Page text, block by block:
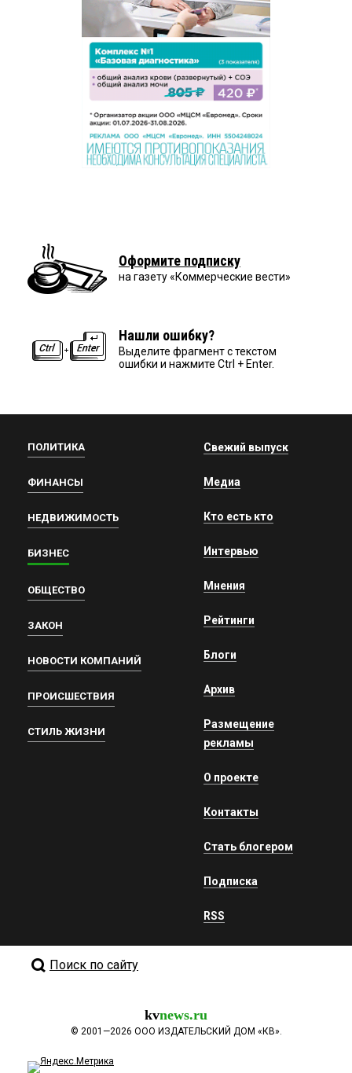
Оформите подписку
на газету «Коммерческие вести»
Нашли ошибку?
Выделите фрагмент с текстом
ошибки и нажмите Ctrl + Enter.
ПОЛИТИКА
ФИНАНСЫ
НЕДВИЖИМОСТЬ
БИЗНЕС
ОБЩЕСТВО
ЗАКОН
НОВОСТИ КОМПАНИЙ
ПРОИСШЕСТВИЯ
СТИЛЬ ЖИЗНИ
Свежий выпуск
Медиа
Кто есть кто
Интервью
Мнения
Рейтинги
Блоги
Архив
Размещение
рекламы
О проекте
Контакты
Стать блогером
Подписка
RSS
Поиск по сайту
kvnews.ru
© 2001—2026 ООО ИЗДАТЕЛЬСКИЙ ДОМ «КВ».